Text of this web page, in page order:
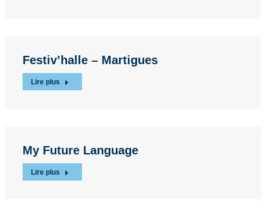
Festiv’halle – Martigues
Lire plus
My Future Language
Lire plus